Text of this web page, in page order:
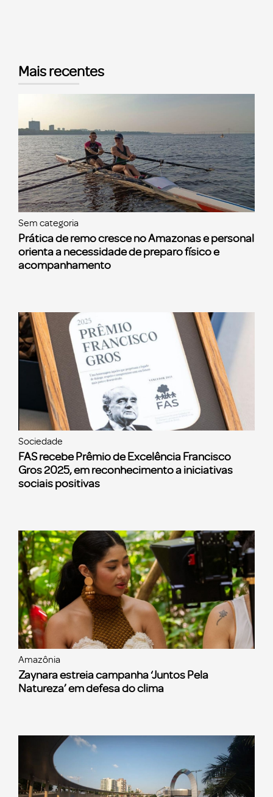
Mais recentes
Sem categoria
Prática de remo cresce no Amazonas e personal
orienta a necessidade de preparo físico e
acompanhamento
Sociedade
FAS recebe Prêmio de Excelência Francisco
Gros 2025, em reconhecimento a iniciativas
sociais positivas
Amazônia
Zaynara estreia campanha ‘Juntos Pela
Natureza’ em defesa do clima